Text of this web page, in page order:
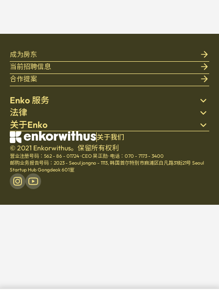
Enko 服务
搜索房源
床上用品
博客
帮助中心
法律
隐私政策
服务条款
取消与退款政策
关于Enko
公司介绍
招聘
文化
成为房东
当前招聘信息
合作提案
关于我们
© 2021 Enkorwithus。保留所有权利
营业注册号码：562 - 86 - 01724·CEO 吴正勋· 电话：070 - 7173 - 3400
邮购业务报告号码：2023 - Seoul jongno - 1113, 韩国首尔特别市麻浦区白凡路31街21号 Seoul
Startup Hub Gongdeok 601室